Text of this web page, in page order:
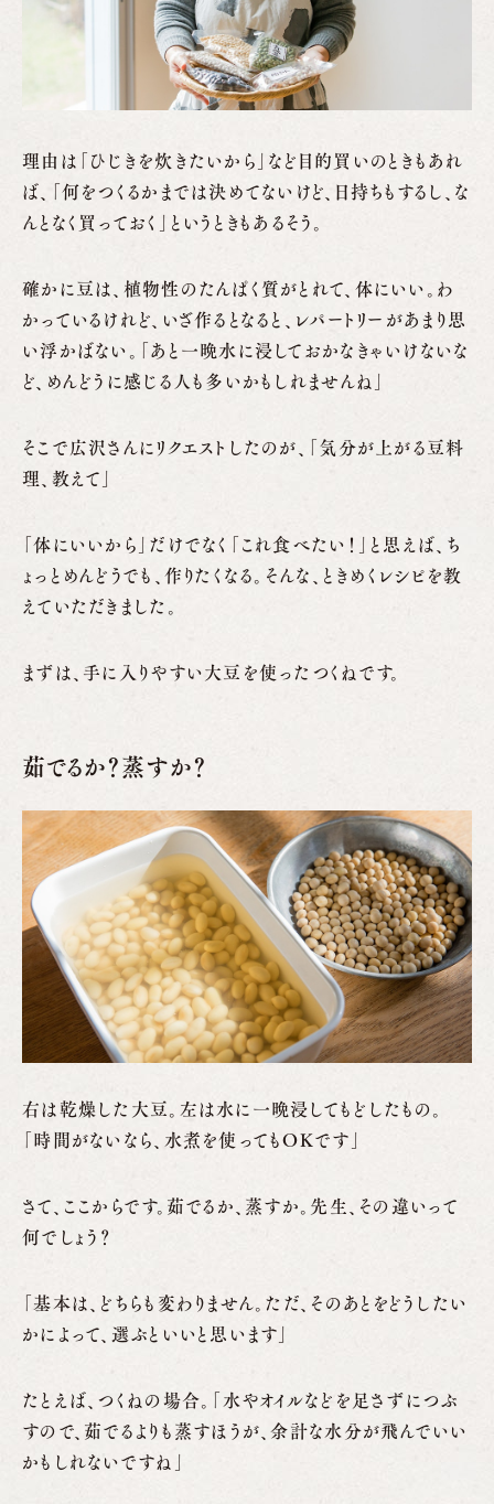
理由は「ひじきを炊きたいから」など目的買いのときもあれ
ば、「何をつくるかまでは決めてないけど、日持ちもするし、な
んとなく買っておく」というときもあるそう。
確かに豆は、植物性のたんぱく質がとれて、体にいい。わ
かっているけれど、いざ作るとなると、レパートリーがあまり思
い浮かばない。「あと一晩水に浸しておかなきゃいけないな
ど、めんどうに感じる人も多いかもしれませんね」
そこで広沢さんにリクエストしたのが、「気分が上がる豆料
理、教えて」
「体にいいから」だけでなく「これ食べたい！」と思えば、ち
ょっとめんどうでも、作りたくなる。そんな、ときめくレシピを教
えていただきました。
まずは、手に入りやすい大豆を使ったつくねです。
茹でるか？蒸すか？
右は乾燥した大豆。左は水に一晩浸してもどしたもの。
「時間がないなら、水煮を使ってもOKです」
さて、ここからです。茹でるか、蒸すか。先生、その違いって
何でしょう？
「基本は、どちらも変わりません。ただ、そのあとをどうしたい
かによって、選ぶといいと思います」
たとえば、つくねの場合。「水やオイルなどを足さずにつぶ
すので、茹でるよりも蒸すほうが、余計な水分が飛んでいい
かもしれないですね」